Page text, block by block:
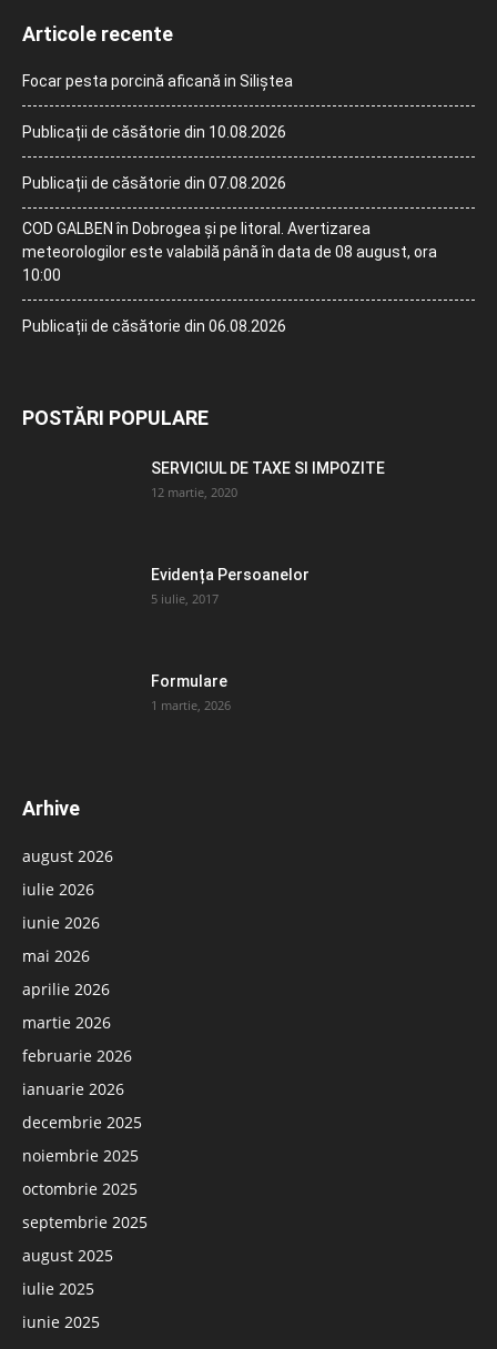
Articole recente
Focar pesta porcină aficană in Siliștea
Publicații de căsătorie din 10.08.2026
Publicații de căsătorie din 07.08.2026
COD GALBEN în Dobrogea și pe litoral. Avertizarea
meteorologilor este valabilă până în data de 08 august, ora
10:00
Publicații de căsătorie din 06.08.2026
POSTĂRI POPULARE
SERVICIUL DE TAXE SI IMPOZITE
12 martie, 2020
Evidența Persoanelor
5 iulie, 2017
Formulare
1 martie, 2026
Arhive
august 2026
iulie 2026
iunie 2026
mai 2026
aprilie 2026
martie 2026
februarie 2026
ianuarie 2026
decembrie 2025
noiembrie 2025
octombrie 2025
septembrie 2025
august 2025
iulie 2025
iunie 2025